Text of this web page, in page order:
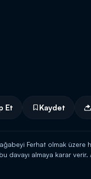
Et Kaydet
Ferhat olmak üzere
davayı almaya karar verir.
Ayhan, perde arkasında